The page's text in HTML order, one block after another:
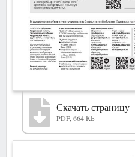
Скачать страницу
PDF, 664 КБ